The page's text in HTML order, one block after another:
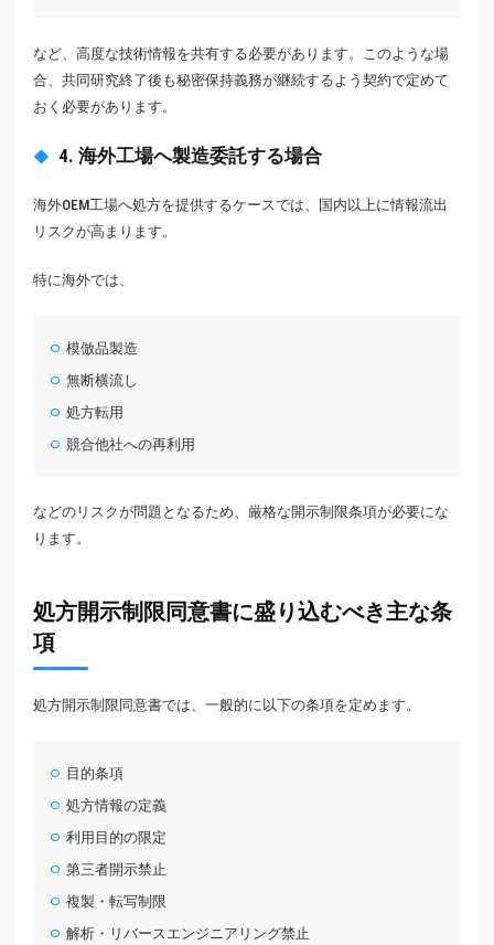
など、高度な技術情報を共有する必要があります。このような場
合、共同研究終了後も秘密保持義務が継続するよう契約で定めて
おく必要があります。
4. 海外工場へ製造委託する場合
海外OEM工場へ処方を提供するケースでは、国内以上に情報流出
リスクが高まります。
特に海外では、
模倣品製造
無断横流し
処方転用
競合他社への再利用
などのリスクが問題となるため、厳格な開示制限条項が必要にな
ります。
処方開示制限同意書に盛り込むべき主な条
項
処方開示制限同意書では、一般的に以下の条項を定めます。
目的条項
処方情報の定義
利用目的の限定
第三者開示禁止
複製・転写制限
解析・リバースエンジニアリング禁止